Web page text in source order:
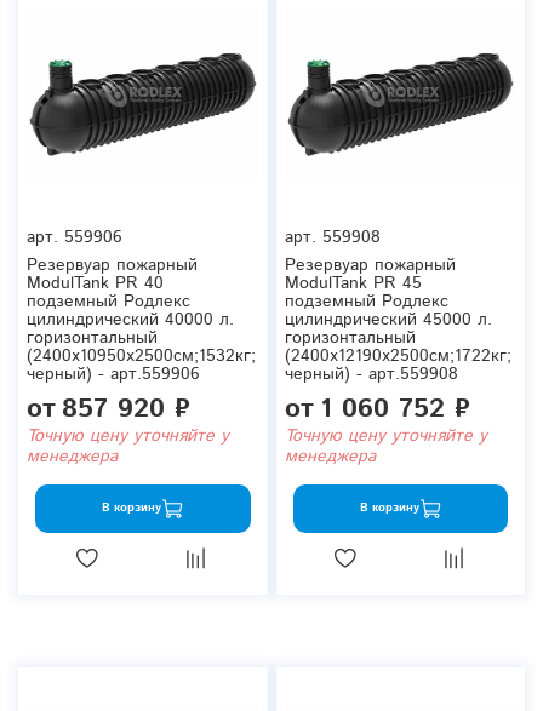
арт. 559906
Резервуар пожарный
ModulTank PR 40
подземный Родлекс
цилиндрический 40000 л.
горизонтальный
(2400x10950x2500см;1532кг;
черный) - арт.559906
от857 920 ₽
Точную цену уточняйте у
менеджера
В корзину
арт. 559908
Резервуар пожарный
ModulTank PR 45
подземный Родлекс
цилиндрический 45000 л.
горизонтальный
(2400x12190x2500см;1722кг;
черный) - арт.559908
от 1 060 752 ₽
Точную цену уточняйте у
менеджера
В корзину